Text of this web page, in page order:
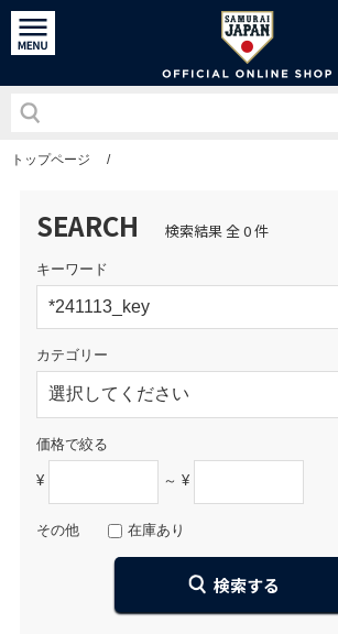
トップページ /
SEARCH 検索結果 全 0 件
キーワード
カテゴリー
価格で絞る
¥ ～ ¥
その他 在庫あり